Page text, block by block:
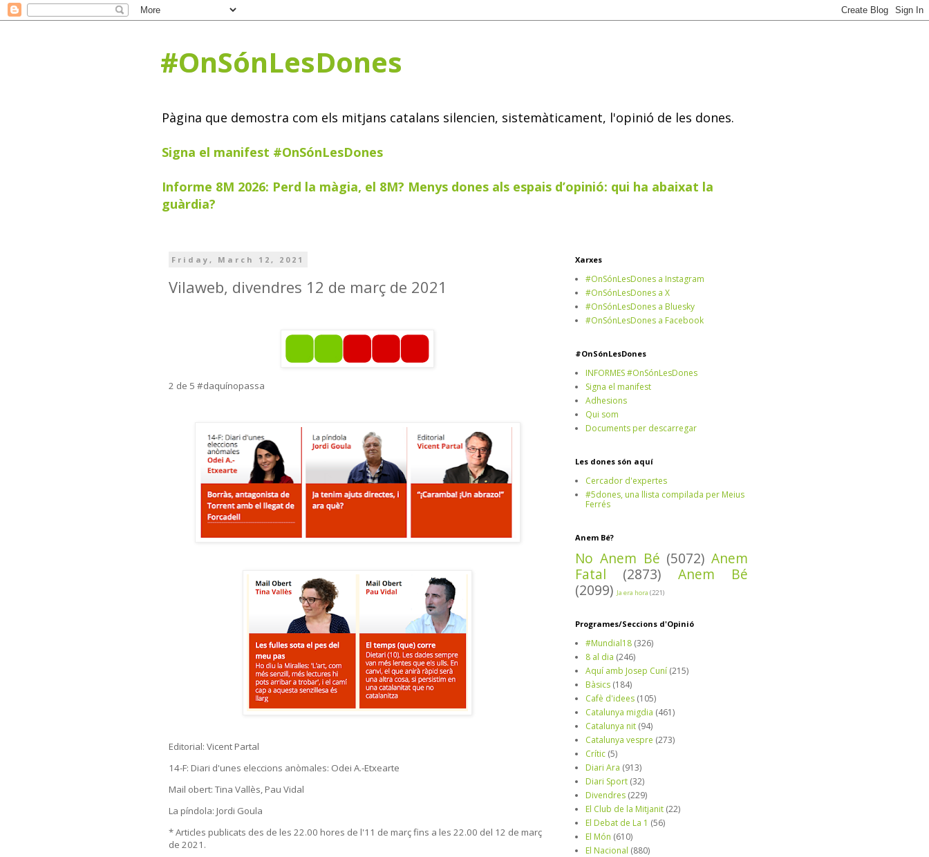
#OnSónLesDones
Pàgina que demostra com els mitjans catalans silencien, sistemàticament, l'opinió de les dones.
Signa el manifest #OnSónLesDones
Informe 8M 2026: Perd la màgia, el 8M? Menys dones als espais d’opinió: qui ha abaixat la
guàrdia?
Friday, March 12, 2021
Vilaweb, divendres 12 de març de 2021
2 de 5 #daquínopassa
Editorial: Vicent Partal
14-F: Diari d'unes eleccions anòmales: Odei A.-Etxearte
Mail obert: Tina Vallès, Pau Vidal
La píndola: Jordi Goula
* Articles publicats des de les 22.00 hores de l'11 de març fins a les 22.00 del 12 de març
de 2021.
Xarxes
#OnSónLesDones a Instagram
#OnSónLesDones a X
#OnSónLesDones a Bluesky
#OnSónLesDones a Facebook
#OnSónLesDones
INFORMES #OnSónLesDones
Signa el manifest
Adhesions
Qui som
Documents per descarregar
Les dones són aquí
Cercador d'expertes
#5dones, una llista compilada per Meius
Ferrés
Anem Bé?
No Anem Bé (5072) Anem
Fatal
(2873)
Anem Bé
(2099) Ja era hora (221)
Programes/Seccions d'Opinió
#Mundial18 (326)
8 al dia (246)
Aquí amb Josep Cuní (215)
Bàsics (184)
Cafè d'idees (105)
Catalunya migdia (461)
Catalunya nit (94)
Catalunya vespre (273)
Crític (5)
Diari Ara (913)
Diari Sport (32)
Divendres (229)
El Club de la Mitjanit (22)
El Debat de La 1 (56)
El Món (610)
El Nacional (880)